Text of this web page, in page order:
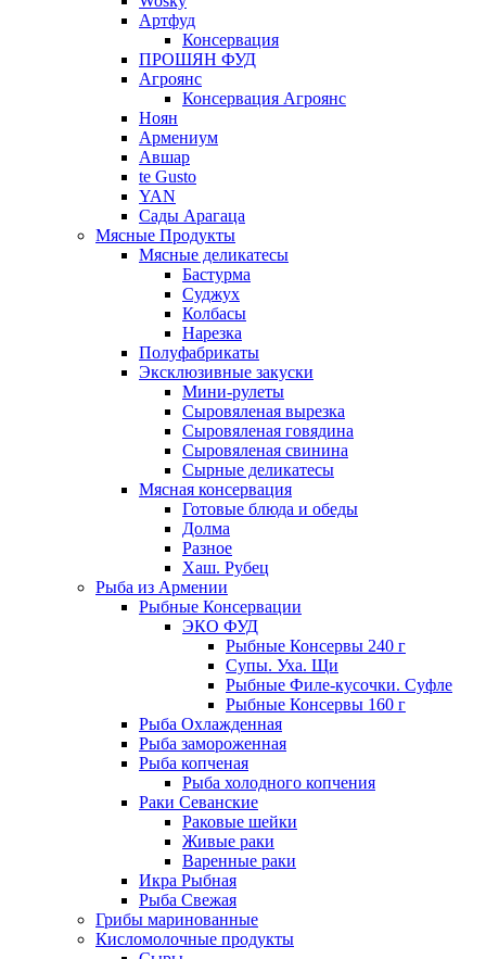
Артфуд
Консервация
ПРОШЯН ФУД
Агроянс
Консервация Агроянс
Ноян
Армениум
Авшар
te Gusto
YAN
Сады Арагаца
Мясные Продукты
Мясные деликатесы
Бастурма
Суджух
Колбасы
Нарезка
Полуфабрикаты
Эксклюзивные закуски
Мини-рулеты
Сыровяленая вырезка
Сыровяленая говядина
Сыровяленая свинина
Сырные деликатесы
Мясная консервация
Готовые блюда и обеды
Долма
Разное
Хаш. Рубец
Рыба из Армении
Рыбные Консервации
ЭКО ФУД
Рыбные Консервы 240 г
Супы. Уха. Щи
Рыбные Филе-кусочки. Суфле
Рыбные Консервы 160 г
Рыба Охлажденная
Рыба замороженная
Рыба копченая
Рыба холодного копчения
Раки Севанские
Раковые шейки
Живые раки
Варенные раки
Икра Рыбная
Рыба Свежая
Грибы маринованные
Кисломолочные продукты